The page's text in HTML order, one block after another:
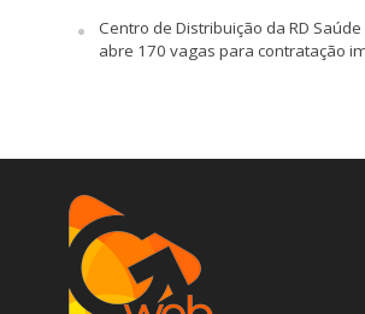
Centro de Distribuição da RD
abre 170 vagas para contratação